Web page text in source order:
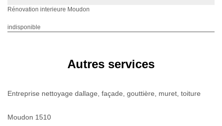
Rénovation interieure Moudon
indisponible
Autres services
Entreprise nettoyage dallage, façade, gouttière, muret, toiture
Moudon 1510